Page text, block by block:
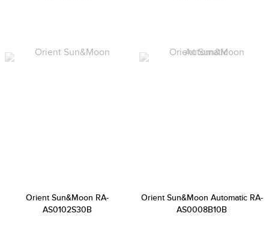
Orient Sun&Moon RA-
AS0102S30B
Orient Sun&Moon Automatic RA-
AS0008B10B